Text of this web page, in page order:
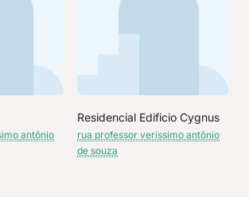
antônio
Residencial Edificio Cygnus
rua professor veríssimo antônio
de souza